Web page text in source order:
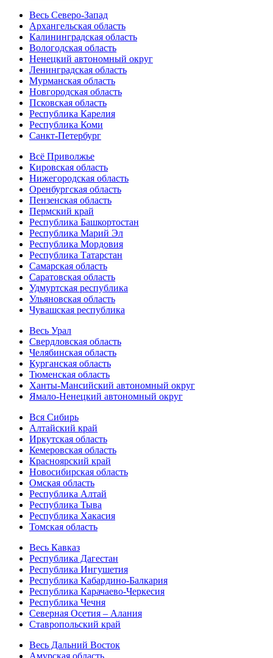
Весь Северо-Запад
Архангельская область
Калининградская область
Вологодская область
Ненецкий автономный округ
Ленинградская область
Мурманская область
Новгородская область
Псковская область
Республика Карелия
Республика Коми
Санкт-Петербург
Всё Приволжье
Кировская область
Нижегородская область
Оренбургская область
Пензенская область
Пермский край
Республика Башкортостан
Республика Марий Эл
Республика Мордовия
Республика Татарстан
Самарская область
Саратовская область
Удмуртская республика
Ульяновская область
Чувашская республика
Весь Урал
Свердловская область
Челябинская область
Курганская область
Тюменская область
Ханты-Мансийский автономный округ
Ямало-Ненецкий автономный округ
Вся Сибирь
Алтайский край
Иркутская область
Кемеровская область
Красноярский край
Новосибирская область
Омская область
Республика Алтай
Республика Тыва
Республика Хакасия
Томская область
Весь Кавказ
Республика Дагестан
Республика Ингушетия
Республика Кабардино-Балкария
Республика Карачаево-Черкесия
Республика Чечня
Северная Осетия – Алания
Ставропольский край
Весь Дальний Восток
Амурская область